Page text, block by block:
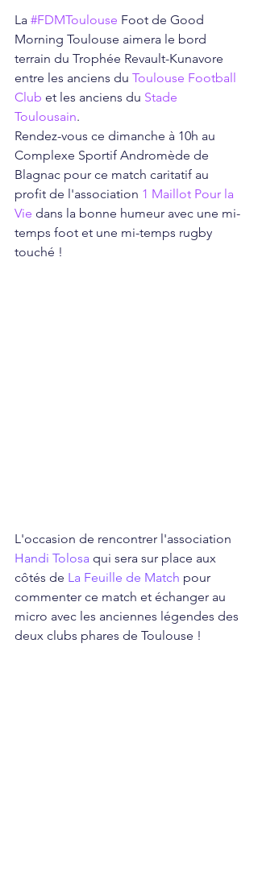
La #FDMToulouse Foot de Good
Morning Toulouse aimera le bord
terrain du Trophée Revault-Kunavore
entre les anciens du Toulouse Football
Club et les anciens du Stade
Toulousain.
Rendez-vous ce dimanche à 10h au
Complexe Sportif Andromède de
Blagnac pour ce match caritatif au
profit de l'association 1 Maillot Pour la
Vie dans la bonne humeur avec une mi-
temps foot et une mi-temps rugby
touché !
L'occasion de rencontrer l'association
Handi Tolosa qui sera sur place aux
côtés de La Feuille de Match pour
commenter ce match et échanger au
micro avec les anciennes légendes des
deux clubs phares de Toulouse !